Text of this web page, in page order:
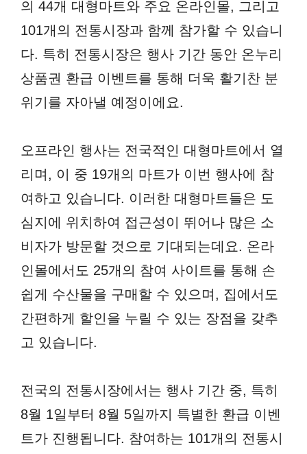
의 44개 대형마트와 주요 온라인몰, 그리고
101개의 전통시장과 함께 참가할 수 있습니
다. 특히 전통시장은 행사 기간 동안 온누리
상품권 환급 이벤트를 통해 더욱 활기찬 분
위기를 자아낼 예정이에요.
오프라인 행사는 전국적인 대형마트에서 열
리며, 이 중 19개의 마트가 이번 행사에 참
여하고 있습니다. 이러한 대형마트들은 도
심지에 위치하여 접근성이 뛰어나 많은 소
비자가 방문할 것으로 기대되는데요. 온라
인몰에서도 25개의 참여 사이트를 통해 손
쉽게 수산물을 구매할 수 있으며, 집에서도
간편하게 할인을 누릴 수 있는 장점을 갖추
고 있습니다.
전국의 전통시장에서는 행사 기간 중, 특히
8월 1일부터 8월 5일까지 특별한 환급 이벤
트가 진행됩니다. 참여하는 101개의 전통시